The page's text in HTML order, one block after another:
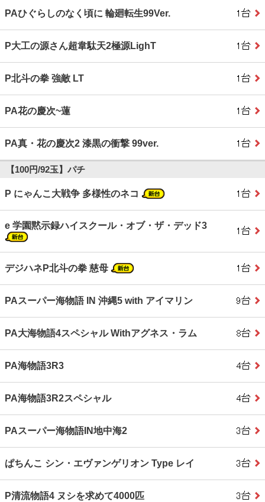
PAひぐらしのなく頃に 輪廻転生99Ver.
P大工の源さん超韋駄天2極源LighT
P北斗の拳 強敵 LT
PA花の慶次~蓮
PA真・花の慶次2 漆黒の衝撃 99ver.
【100円/92玉】パチ
P にゃんこ大戦争 多様性のネコ
e 学園黙示録ハイスクール・オブ・ザ・デッド3
デジハネP北斗の拳 慈母
PAスーパー海物語 IN 沖縄5 with アイマリン
PA大海物語4スペシャル Withアグネス・ラム
PA海物語3R3
PA海物語3R2スペシャル
PAスーパー海物語IN地中海2
ぱちんこ シン・エヴァンゲリオン Type レイ
P清流物語4 ヌシを求めて4000匹